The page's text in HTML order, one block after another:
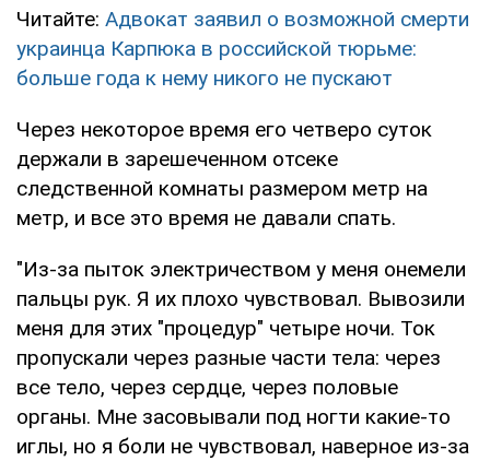
Читайте: Адвокат заявил о возможной смерти
украинца Карпюка в российской тюрьме:
больше года к нему никого не пускают
Через некоторое время его четверо суток
держали в зарешеченном отсеке
следственной комнаты размером метр на
метр, и все это время не давали спать.
"Из-за пыток электричеством у меня онемели
пальцы рук. Я их плохо чувствовал. Вывозили
меня для этих "процедур" четыре ночи. Ток
пропускали через разные части тела: через
все тело, через сердце, через половые
органы. Мне засовывали под ногти какие-то
иглы, но я боли не чувствовал, наверное из-за